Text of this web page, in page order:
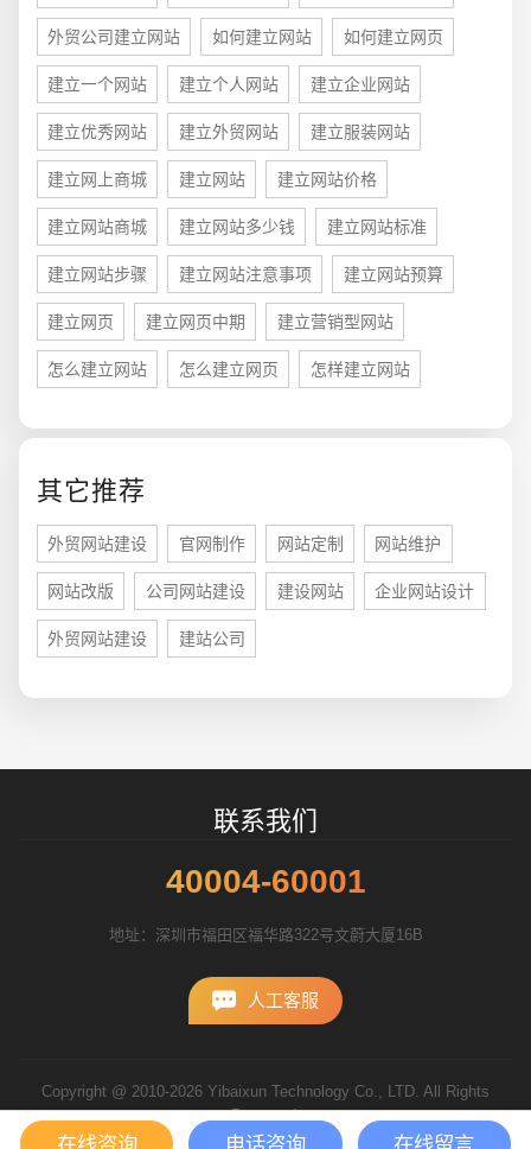
外贸公司建立网站 如何建立网站 如何建立网页
建立一个网站 建立个人网站 建立企业网站
建立优秀网站 建立外贸网站 建立服装网站
建立网上商城 建立网站 建立网站价格
建立网站商城 建立网站多少钱 建立网站标准
建立网站步骤 建立网站注意事项 建立网站预算
建立网页 建立网页中期 建立营销型网站
怎么建立网站 怎么建立网页 怎样建立网站
其它推荐
外贸网站建设 官网制作 网站定制 网站维护
网站改版 公司网站建设 建设网站 企业网站设计
外贸网站建设 建站公司
联系我们
40004-60001
地址：深圳市福田区福华路322号文蔚大厦16B
人工客服
Copyright @ 2010-2026 Yibaixun Technology Co., LTD. All Rights
Reserved.
粤ICP备10056793号
您的预算 1万-3万 3万-5万
招标项目
在线咨询 电话咨询 在线留言